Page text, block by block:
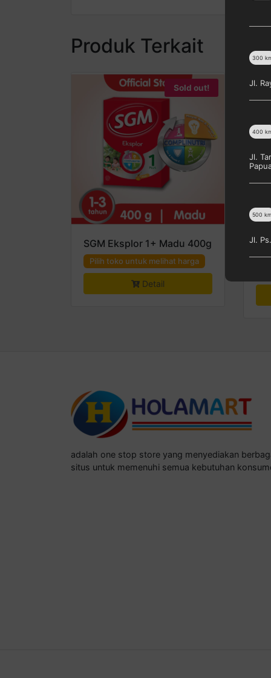
Produk Terkait
Sold out!
SGM Eksplor 1+ Madu 400g
Pilih toko untuk melihat harga
Detail
adalah one stop store yang menyediakan
situs untuk memenuhi semua kebutuhan
300
Jl.
400
Jl.
500 km
Jl.